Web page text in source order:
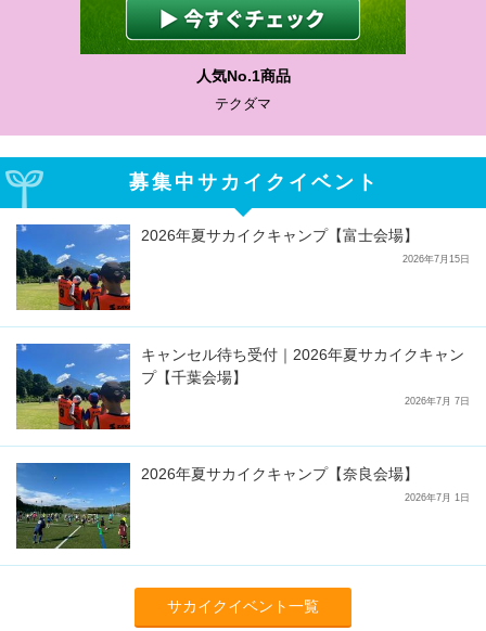
人気No.1商品
テクダマ
募集中サカイクイベント
2026年夏サカイクキャンプ【富士会場】
2026年7月15日
キャンセル待ち受付｜2026年夏サカイクキャン
プ【千葉会場】
2026年7月 7日
2026年夏サカイクキャンプ【奈良会場】
2026年7月 1日
サカイクイベント一覧